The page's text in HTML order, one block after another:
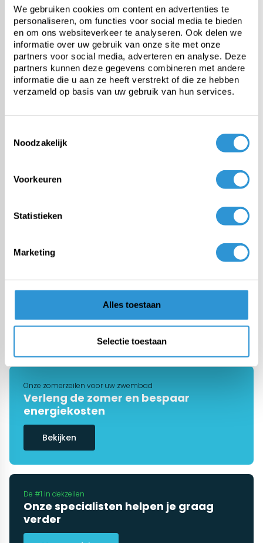
We gebruiken cookies om content en advertenties te
personaliseren, om functies voor social media te bieden
en om ons websiteverkeer te analyseren. Ook delen we
informatie over uw gebruik van onze site met onze
partners voor social media, adverteren en analyse. Deze
partners kunnen deze gegevens combineren met andere
informatie die u aan ze heeft verstrekt of die ze hebben
verzameld op basis van uw gebruik van hun services.
Noodzakelijk
Voorkeuren
Statistieken
Marketing
Alles toestaan
Selectie toestaan
€889,00 Incl btw
Afdekzeil 6x10 PVC 900 -
Groen
1-2 weken (maatwerk
product)
Afdekzeil 8x10 PVC 900 -
€1148,00Incl btw
1 2
Onze zomerzeilen voor uw zwembad
Verleng de zomer en bespaar
energiekosten
Bekijken
De #1 in dekzeilen
Onze specialisten helpen je graag
verder